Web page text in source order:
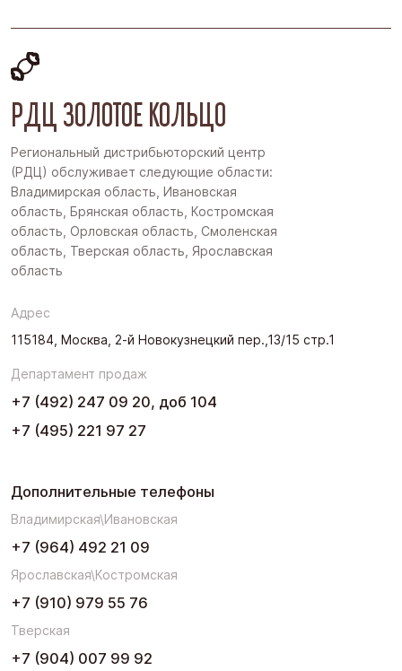
РДЦ ЗОЛОТОЕ КОЛЬЦО
Региональный дистрибьюторский центр
(РДЦ) обслуживает следующие области:
Владимирская область, Ивановская
область, Брянская область, Костромская
область, Орловская область, Смоленская
область, Тверская область, Ярославская
область
Адрес
115184, Москва, 2-й Новокузнецкий пер.,13/15 стр.1
Департамент продаж
+7 (492) 247 09 20, доб 104
+7 (495) 221 97 27
Дополнительные телефоны
Владимирская\Ивановская
+7 (964) 492 21 09
Ярославская\Костромская
+7 (910) 979 55 76
Тверская
+7 (904) 007 99 92